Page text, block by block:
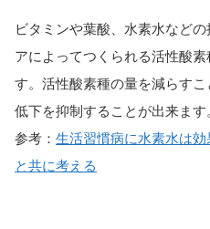
ビタミンや葉酸、水素水など
アによってつくられる活性酸
す。活性酸素種の量を減らす
低下を抑制することが出来ます。
参考： 生活習慣病に水素水は
と共に考える